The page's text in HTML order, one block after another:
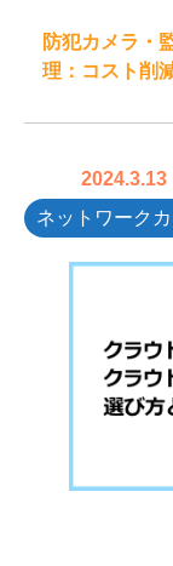
防犯カメラ・
理：コスト削
2024.3.13
ネットワーク